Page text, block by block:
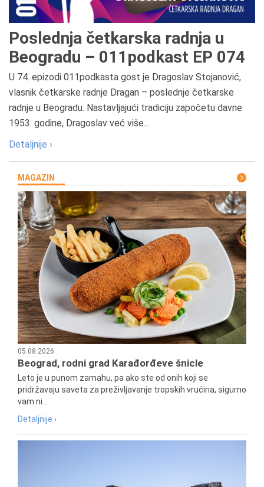
Poslednja četkarska radnja u
Beogradu – 011podkast EP 074
U 74. epizodi 011podkasta gost je Dragoslav Stojanović,
vlasnik četkarske radnje Dragan – poslednje četkarske
radnje u Beogradu. Nastavljajući tradiciju započetu davne
1953. godine, Dragoslav već više...
Detaljnije ›
MAGAZIN
05.08.2026
Beograd, rodni grad Karađorđeve šnicle
Leto je u punom zamahu, pa ako ste od onih koji se
pridržavaju saveta za preživljavanje tropskih vrućina, sigurno
vam ni...
Detaljnije ›